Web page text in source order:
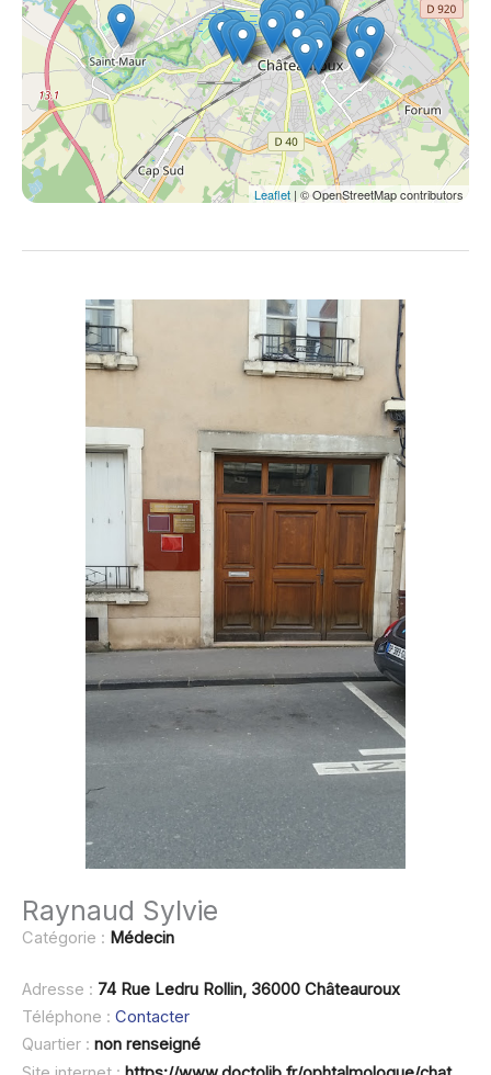
Leaflet | © OpenStreetMap contributors
Raynaud Sylvie
Catégorie : Médecin
Adresse : 74 Rue Ledru Rollin, 36000 Châteauroux
Téléphone : Contacter
Quartier : non renseigné